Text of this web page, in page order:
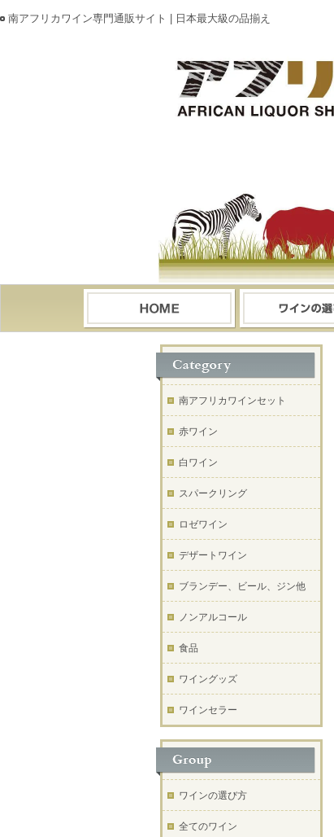
南アフリカワイン専門通販サイト | 日本最大級の品揃え
南アフリカワインセット
赤ワイン
白ワイン
スパークリング
ロゼワイン
デザートワイン
ブランデー、ビール、ジン他
ノンアルコール
食品
ワイングッズ
ワインセラー
ワインの選び方
全てのワイン